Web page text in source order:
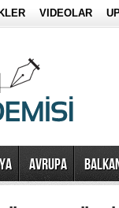
VIDEOLAR
AVRUPA